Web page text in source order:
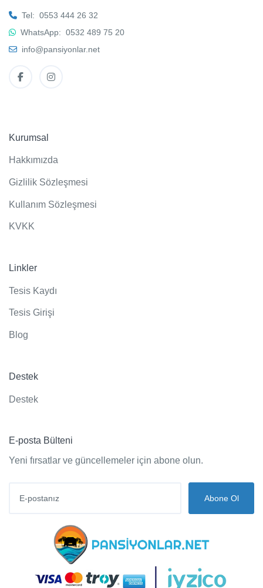
Tel: 0553 444 26 32
WhatsApp: 0532 489 75 20
info@pansiyonlar.net
Kurumsal
Hakkımızda
Gizlilik Sözleşmesi
Kullanım Sözleşmesi
KVKK
Linkler
Tesis Kaydı
Tesis Girişi
Blog
Destek
Destek
E-posta Bülteni
Yeni fırsatlar ve güncellemeler için abone olun.
Abone Ol